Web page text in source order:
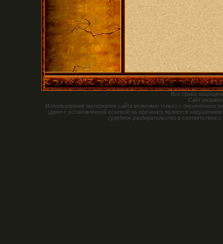
Все права
Сайт
Использование материалов сайта возможно только с письменного
(даже с установленной ссылкой на оригинал) является
судебное разбирательство в